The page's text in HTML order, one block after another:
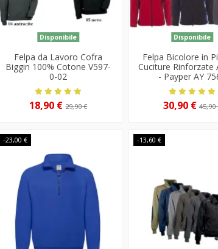
Disponibile
Felpa da Lavoro Cofra
Biggin 100% Cotone V597-
0-02
18,90 €29,90 €
Disponibile
Felpa Bicolore in
Cuciture Rinforzate
- Payper AY
30,90 €45,90
-23,00 € -13,60 €